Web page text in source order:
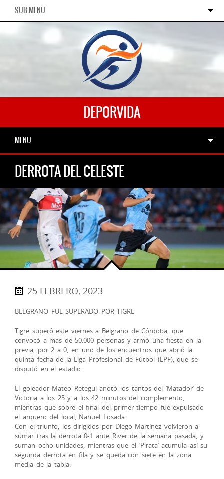
SUB MENU
DEPORVIDA
MENU
DERROTA DEL CELESTE
25 FEBRERO, 2023
BELGRANO FUE SUPERADO POR TIGRE
Tigre superó este viernes a Belgrano de Córdoba, que
convocó a más de 50.000 personas y armó una fiesta en la
previa, por 2 a 0, en uno de los encuentros que abrió la
quinta fecha de la Liga Profesional de Fútbol (LPF), que se
disputó en el estadio
El goleador Mateo Retegui anotó los tantos del ‘Matador’ de
Victoria a los 25 y a los 42 minutos del complemento,
mientras que sobre el final del primer tiempo fue expulsado
el arquero del local, Nahuel Losada.
Con el triunfo, los dirigidos por Diego Martínez volvieron a
sumar tras la derrota 0-1 ante River de la semana pasada, y
suman ocho unidades, mientras que el ‘Pirata’ acumula así su
segunda derrota en fila y se queda con siete en la zona
media de la tabla.